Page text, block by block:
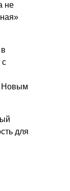
не
с
Новым
для